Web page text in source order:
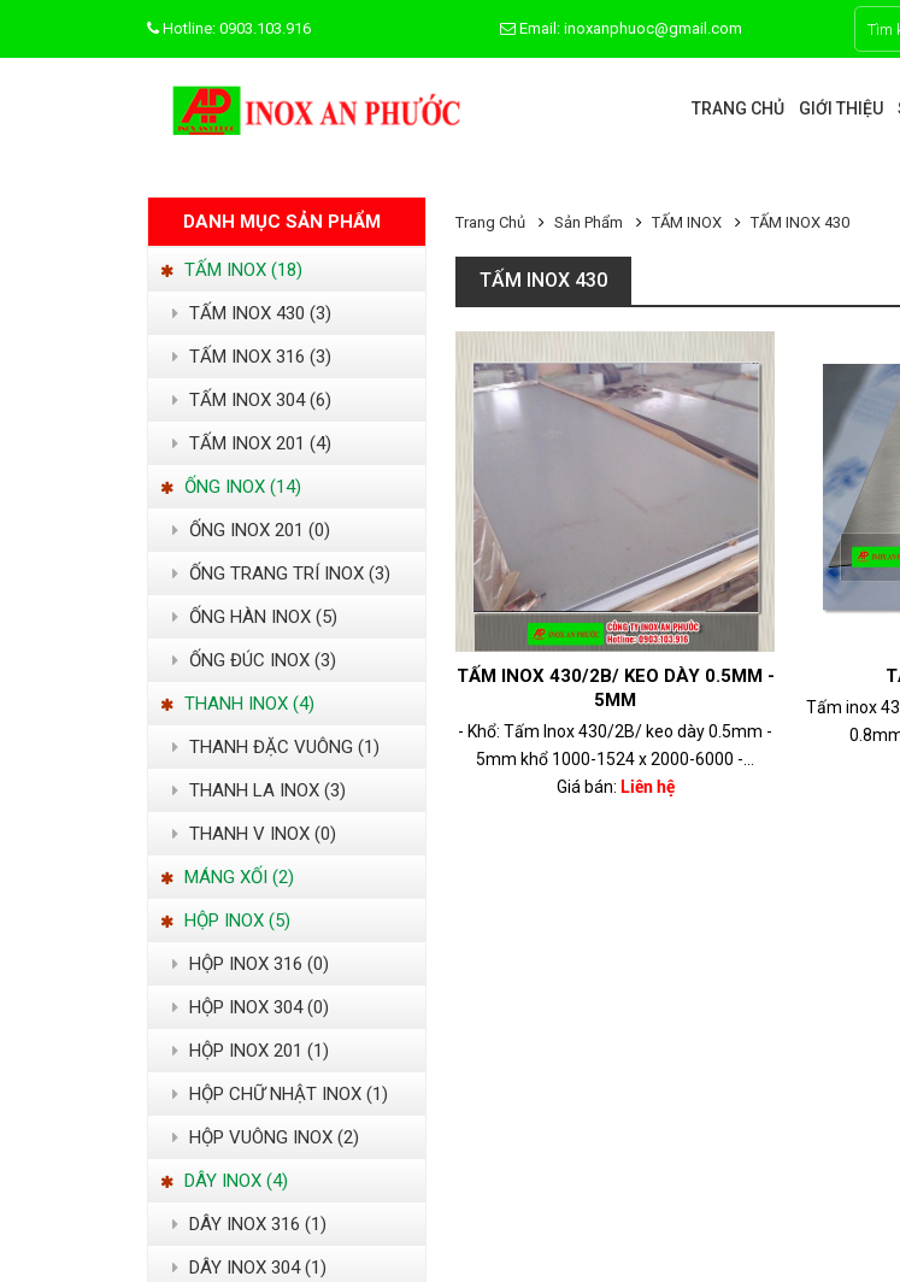
Hotline: 0903.103.916 Email: inoxanphuoc@gmail.com
TRANG CHỦ GIỚI THIỆU
DANH MỤC SẢN PHẨM
TẤM INOX (18)
TẤM INOX 430 (3)
TẤM INOX 316 (3)
TẤM INOX 304 (6)
TẤM INOX 201 (4)
ỐNG INOX (14)
ỐNG INOX 201 (0)
ỐNG TRANG TRÍ INOX (3)
ỐNG HÀN INOX (5)
ỐNG ĐÚC INOX (3)
THANH INOX (4)
THANH ĐẶC VUÔNG (1)
THANH LA INOX (3)
THANH V INOX (0)
MÁNG XỐI (2)
HỘP INOX (5)
HỘP INOX 316 (0)
HỘP INOX 304 (0)
HỘP INOX 201 (1)
HỘP CHỮ NHẬT INOX (1)
HỘP VUÔNG INOX (2)
DÂY INOX (4)
DÂY INOX 316 (1)
DÂY INOX 304 (1)
Trang Chủ Sản Phẩm TẤM INOX TẤM INOX 430
TẤM INOX 430
TẤM INOX 430/2B/ KEO DÀY 0.5MM -
5MM
- Khổ: Tấm Inox 430/2B/ keo dày 0.5mm -
5mm khổ 1000-1524 x 2000-6000 -...
Giá bán: Liên hệ
Tấm inox